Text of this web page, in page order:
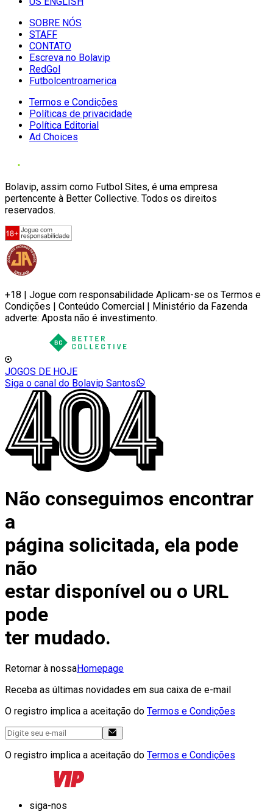
SOBRE NÓS
STAFF
CONTATO
Escreva no Bolavip
RedGol
Futbolcentroamerica
Termos e Condições
Políticas de privacidade
Política Editorial
Ad Choices
Bolavip, assim como Futbol Sites, é uma empresa
pertencente à Better Collective. Todos os direitos
reservados.
+18 | Jogue com responsabilidade Aplicam-se os Termos e
Condições | Conteúdo Comercial | Ministério da Fazenda
adverte: Aposta não é investimento.
JOGOS DE HOJE
Siga o canal do Bolavip Santos
Não conseguimos encontrar
a
página solicitada, ela pode
não
estar disponível ou o URL
pode
ter mudado.
Retornar à nossaHomepage
Receba as últimas novidades em sua caixa de e-mail
O registro implica a aceitação do Termos e Condições
O registro implica a aceitação do Termos e Condições
siga-nos